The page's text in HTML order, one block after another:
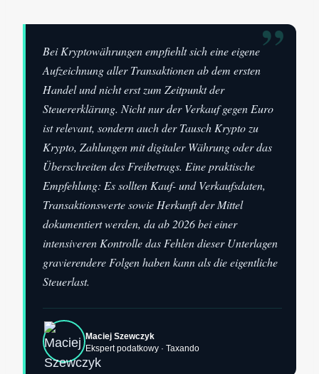
”
Bei Kryptowährungen empfiehlt sich eine eigene
Aufzeichnung aller Transaktionen ab dem ersten
Handel und nicht erst zum Zeitpunkt der
Steuererklärung. Nicht nur der Verkauf gegen Euro
ist relevant, sondern auch der Tausch Krypto zu
Krypto, Zahlungen mit digitaler Währung oder das
Überschreiten des Freibetrags. Eine praktische
Empfehlung: Es sollten Kauf- und Verkaufsdaten,
Transaktionswerte sowie Herkunft der Mittel
dokumentiert werden, da ab 2026 bei einer
intensiveren Kontrolle das Fehlen dieser Unterlagen
gravierendere Folgen haben kann als die eigentliche
Steuerlast.
Maciej Szewczyk
Ekspert podatkowy · Taxando